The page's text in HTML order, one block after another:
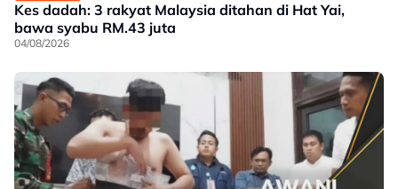
Kes dadah: 3 rakyat Malaysia ditahan di Hat Yai,
bawa syabu RM.43 juta
04/08/2026